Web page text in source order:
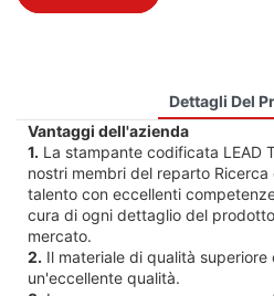
Dettagli Del
Vantaggi dell'azienda
1. La stampante codificata LEAD
nostri membri del reparto
talento con eccellenti
cura di ogni dettaglio del
mercato.
2. Il materiale di qualità
un'eccellente qualità.